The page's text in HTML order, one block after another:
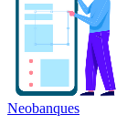
Neobanques